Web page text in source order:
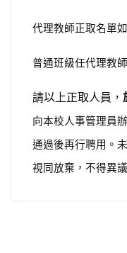
代理教師正取名單
普通班級任代理教師
請以上正取人員，
向本校人事管理員
通過後再行聘用。
視同放棄，不得異議